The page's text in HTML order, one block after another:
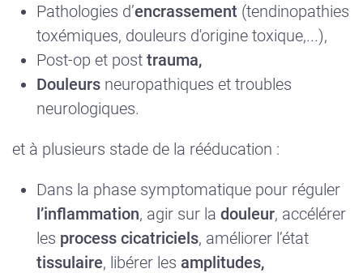
Pathologies d’encrassement (tendinopathies
toxémiques, douleurs d'origine toxique,...),
Post-op et post trauma,
Douleurs neuropathiques et troubles
neurologiques.
et à plusieurs stade de la rééducation :
Dans la phase symptomatique pour réguler
l’inflammation, agir sur la douleur, accélérer
les process cicatriciels, améliorer l’état
tissulaire, libérer les amplitudes,